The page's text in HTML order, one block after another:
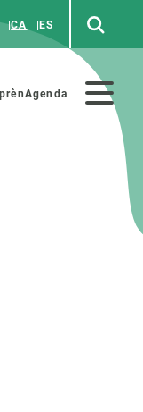
CA ES
Agenda